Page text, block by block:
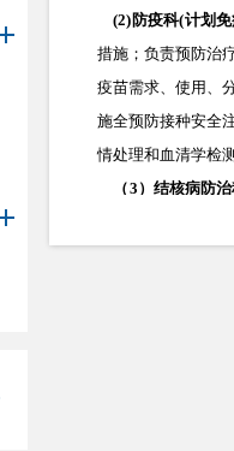
(2) 防疫科(计划
措施；负责预防治
疫苗需求、使用、
施全预防接种安全
情处理和血清学检
（3 ）结核病防